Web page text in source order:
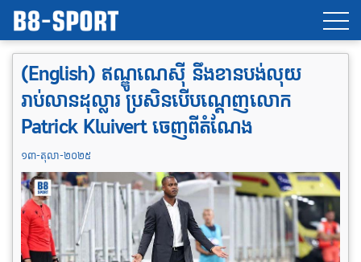
(English) ឥណ្ឌូណេស៊ី នឹងខានបង់លុយ
រាប់លានដុល្លារ ប្រសិនបើបណ្តេញលោក
Patrick Kluivert ចេញពីតំណែង
១៣-តុលា-២០២៥